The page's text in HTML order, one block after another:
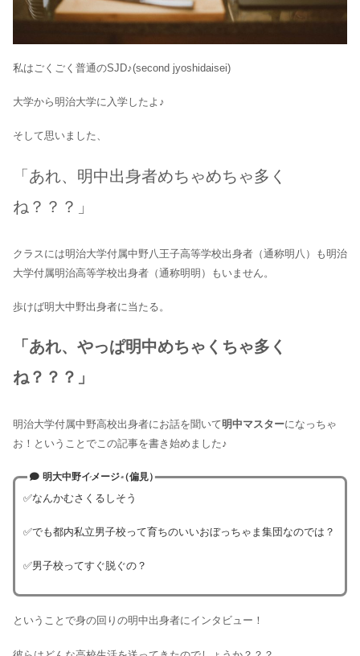
私はごくごく普通のSJD♪(second jyoshidaisei)
大学から明治大学に入学したよ♪
そして思いました、
「あれ、明中出身者めちゃめちゃ多く
ね？？？」
クラスには明治大学付属中野八王子高等学校出身者（通称明八）も明治
大学付属明治高等学校出身者（通称明明）もいません。
歩けば明大中野出身者に当たる。
「あれ、やっぱ明中めちゃくちゃ多く
ね？？？」
明治大学付属中野高校出身者にお話を聞いて明中マスターになっちゃ
お！ということでこの記事を書き始めました♪
明大中野イメージ（偏見）
✅なんかむさくるしそう
✅でも都内私立男子校って育ちのいいおぼっちゃま集団なのでは？
✅男子校ってすぐ脱ぐの？
ということで身の回りの明中出身者にインタビュー！